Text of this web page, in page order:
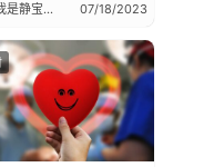
是静宝吖❤️ 07/18/2023